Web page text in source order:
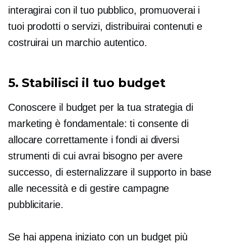
interagirai con il tuo pubblico, promuoverai i
tuoi prodotti o servizi, distribuirai contenuti e
costruirai un marchio autentico.
5. Stabilisci il tuo budget
Conoscere il budget per la tua strategia di
marketing è fondamentale: ti consente di
allocare correttamente i fondi ai diversi
strumenti di cui avrai bisogno per avere
successo, di esternalizzare il supporto in base
alle necessità e di gestire campagne
pubblicitarie.
Se hai appena iniziato con un budget più